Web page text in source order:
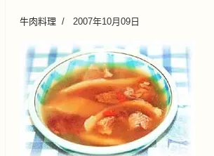
牛肉料理 2007年10月09日